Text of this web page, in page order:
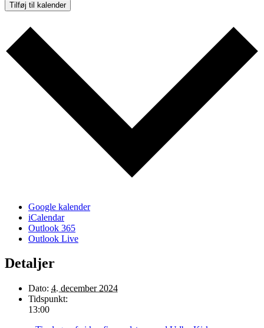
Tilføj til kalender
Google kalender
iCalendar
Outlook 365
Outlook Live
Detaljer
Dato: 4. december 2024
Tidspunkt:
13:00